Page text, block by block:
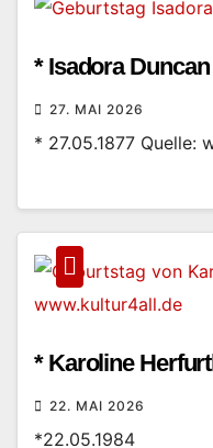
* Isadora
27. MAI 2026
* 27.05.1877 Quelle:
* Karoline
22. MAI 2026
*22.05.1984